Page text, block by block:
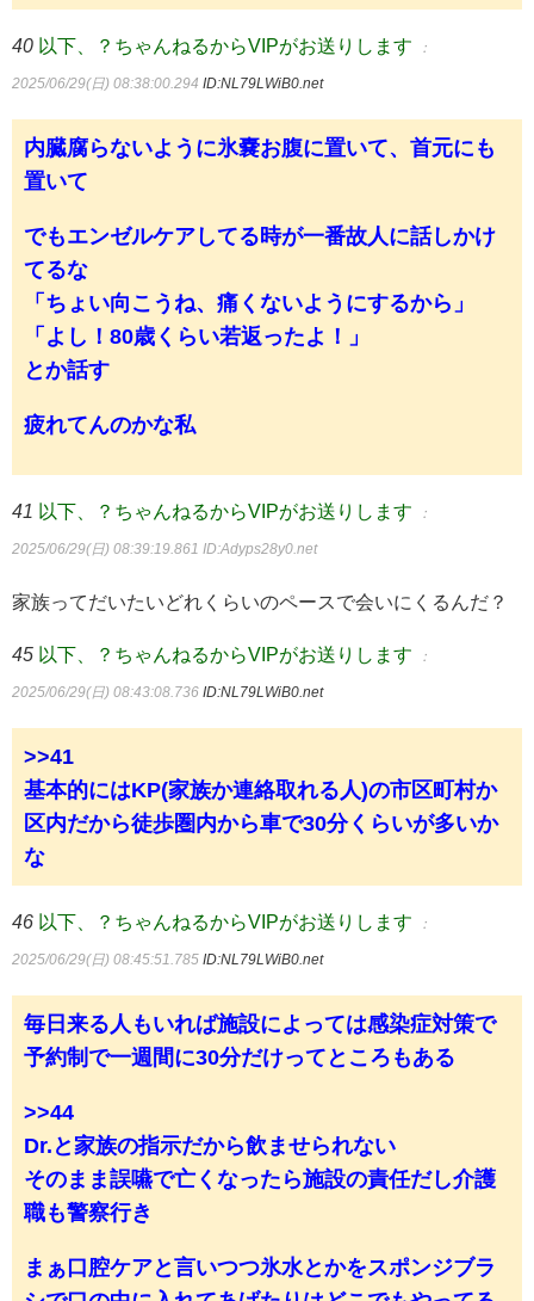
40 以下、？ちゃんねるからVIPがお送りします ：
2025/06/29(日) 08:38:00.294 ID:NL79LWiB0.net
内臓腐らないように氷嚢お腹に置いて、首元にも
置いて
でもエンゼルケアしてる時が一番故人に話しかけ
てるな
「ちょい向こうね、痛くないようにするから」
「よし！80歳くらい若返ったよ！」
とか話す
疲れてんのかな私
41 以下、？ちゃんねるからVIPがお送りします ：
2025/06/29(日) 08:39:19.861 ID:Adyps28y0.net
家族ってだいたいどれくらいのペースで会いにくるんだ？
45 以下、？ちゃんねるからVIPがお送りします ：
2025/06/29(日) 08:43:08.736 ID:NL79LWiB0.net
>>41
基本的にはKP(家族か連絡取れる人)の市区町村か
区内だから徒歩圏内から車で30分くらいが多いか
な
46 以下、？ちゃんねるからVIPがお送りします ：
2025/06/29(日) 08:45:51.785 ID:NL79LWiB0.net
毎日来る人もいれば施設によっては感染症対策で
予約制で一週間に30分だけってところもある
>>44
Dr.と家族の指示だから飲ませられない
そのまま誤嚥で亡くなったら施設の責任だし介護
職も警察行き
まぁ口腔ケアと言いつつ氷水とかをスポンジブラ